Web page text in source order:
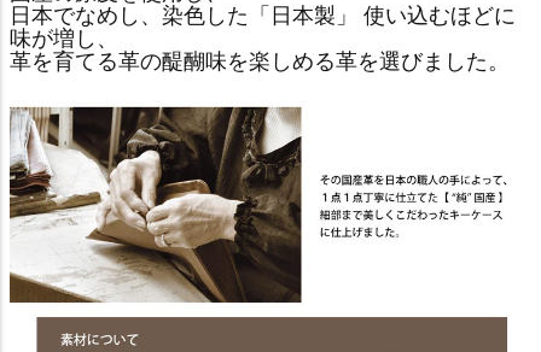
日本でなめし、染色した「日本製」 使い込むほどに
味が増し、
革を育てる革の醍醐味を楽しめる革を選びました。